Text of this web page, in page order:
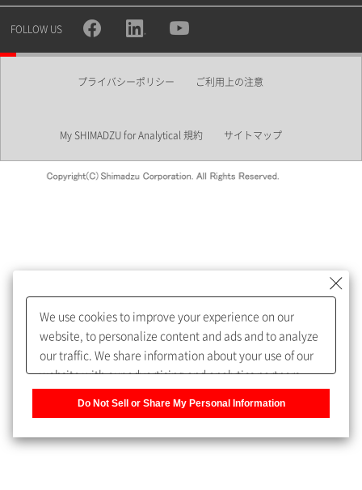
所属部署
めします。
My SHIMADZU for Analyticalへ登録いただくと、技術情報や
取扱説明書・Webinarなどの閲覧ができます。
うになります。
FOLLOW US
プライバシーポリシー ご利用上の注意
My SHIMADZU for Analytical 規約 サイトマップ
We use cookies to improve your experience on our
website, to personalize content and ads and to analyze
our traffic. We share information about your use of our
website with our advertising and analytics partners,
Do Not Sell or Share My Personal Information